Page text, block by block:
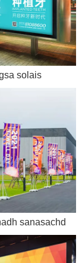
solais
sanasachd